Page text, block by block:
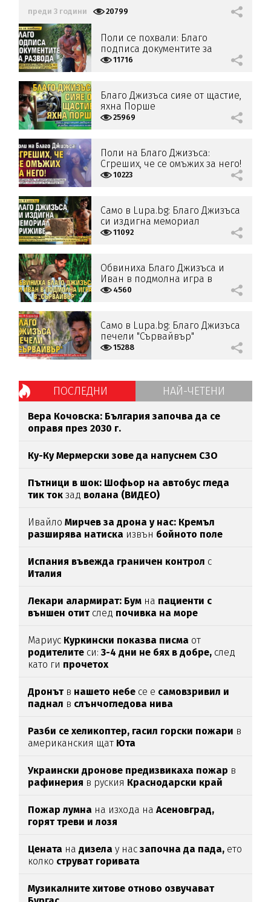
преди 3 години 20799
Поли се похвали: Благо
подписа документите за
развода
11716
Благо Джизъса сияе от щастие,
яхна Порше
25969
Поли на Благо Джизъса:
Сгреших, че се омъжих за него!
10223
Само в Lupa.bg: Благо Джизъса
си издигна мемориал
приживе (Снимка)
11092
Обвиниха Благо Джизъса и
Иван в подмолна игра в
„Сървайвър“
4560
Само в Lupa.bg: Благо Джизъса
печели "Сървайвър"
15288
ПОСЛЕДНИ НАЙ-ЧЕТЕНИ
Вера Кочовска: България започва да се
оправя през 2030 г.
Ку-Ку Мермерски зове да напуснем СЗО
Пътници в шок: Шофьор на автобус гледа
тик ток зад волана (ВИДЕО)
ИвайлоМирчев за дрона у нас: Кремъл
разширява натиска извън бойното поле
Испания въвежда граничен контрол с
Италия
Лекари алармират: Бум на пациенти с
външен отитслед почивка на море
Мариус Куркински показва писма от
родителите си:3-4 дни не бях в добре, след
като ги прочетох
Дронътв нашето небе се е самовзривил и
паднал в слънчогледова нива
Разби се хеликоптер, гасил горски пожари в
американския щат Юта
Украински дронове предизвикаха пожар в
рафинерия в руския Краснодарски край
Пожар лумна на изхода наАсеновград,
горят треви и лозя
Цената надизела у насзапочна да пада, ето
колко струват горивата
Музикалните хитове отново озвучават